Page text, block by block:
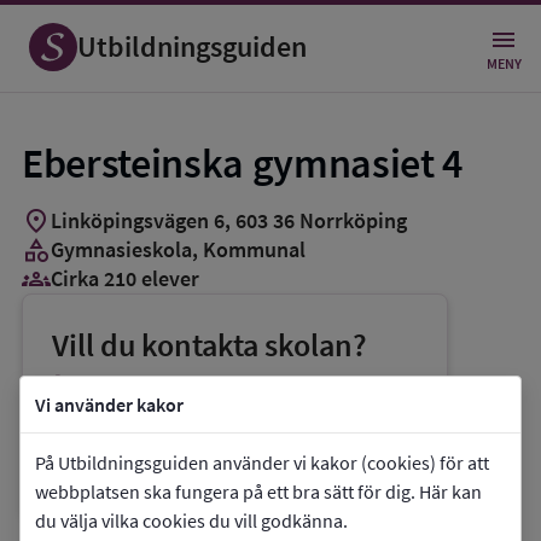
Vi använder kakor
På Utbildningsguiden använder vi kakor (cookies) för att
webbplatsen ska fungera på ett bra sätt för dig. Här kan
du välja vilka cookies du vill godkänna.
Utbildningsguiden MENY
Ebersteinska gymnasiet 4
location_on Linköpingsvägen 6, 603 36 Norrköping
categoryGymnasieskola, Kommunal
groups_3Cirka 210 elever
Vill du kontakta skolan?
phoneTelefon:011-153000
mailE-post:ebersteinska@norrkoping.se
linkWebbplats:Ebersteinska gymnasiet 4